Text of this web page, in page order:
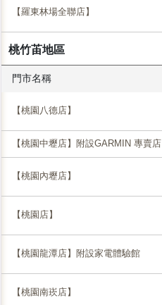
【羅東林場全聯店】
桃竹苖地區
門市名稱
【桃園八德店】
【桃園中壢店】附設GARMIN 專賣店
【桃園內壢店】
【桃園店】
【桃園龍潭店】附設家電體驗館
【桃園南崁店】